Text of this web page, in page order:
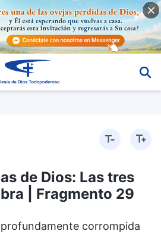
de Dios: Las tres
| Fragmento 29
corrompida